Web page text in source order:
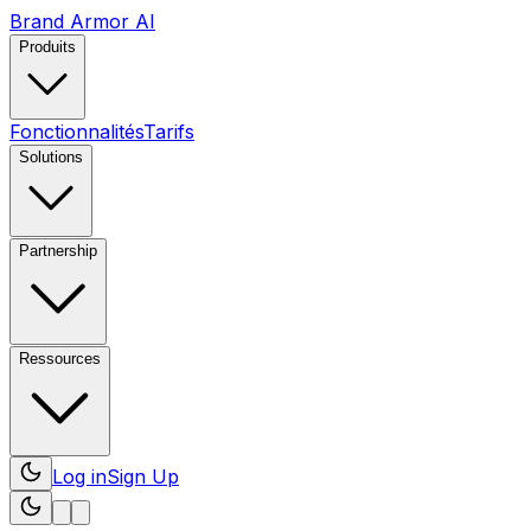
Brand Armor AI
Produits
FonctionnalitésTarifs
Solutions
Partnership
Ressources
Log inSign Up